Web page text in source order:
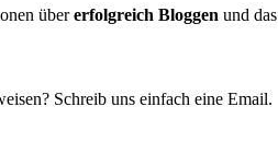
übererfolgreich Bloggen und das
Schreib uns einfach eine Email.